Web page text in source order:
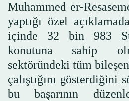
Muhammed er-
yaptığı özel
içinde 32 bin 983
konutuna sahip
sektöründeki tüm
çalıştığını gösterdiğini
bu başarının